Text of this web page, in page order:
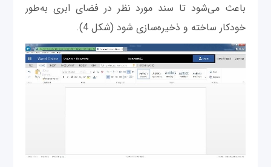
باعث می‌شود تا سند مورد نظر در فضای ابری به‌طور
خودکار ساخته و ذخیره‌سازی شود (شکل 4).